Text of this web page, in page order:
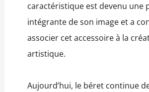
caractéristique est devenu une
intégrante de son image et a
associer cet accessoire à la
artistique.
Aujourd’hui, le béret continue